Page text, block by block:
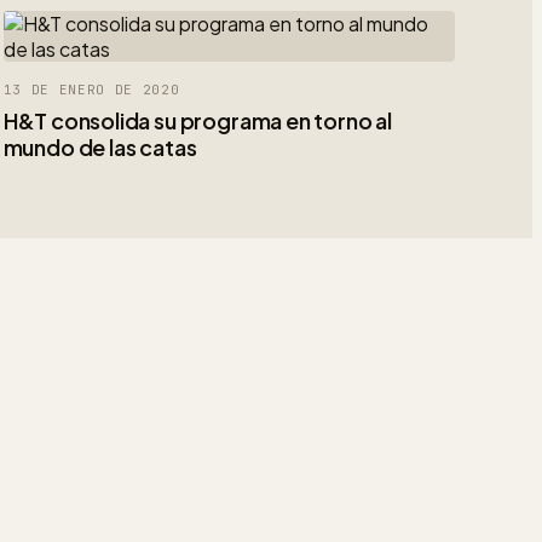
13 DE ENERO DE 2020
H&T consolida su programa en torno al
mundo de las catas